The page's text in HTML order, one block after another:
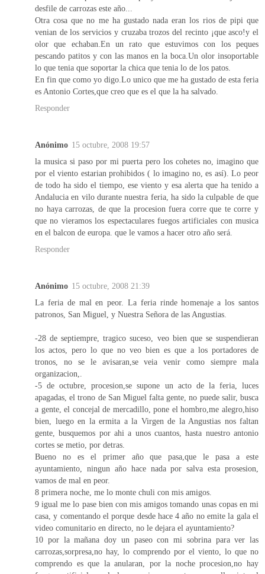
desfile de carrozas este año...
Otra cosa que no me ha gustado nada eran los rios de pipi que
venian de los servicios y cruzaba trozos del recinto ¡que asco!y el
olor que echaban.En un rato que estuvimos con los peques
pescando patitos y con las manos en la boca.Un olor insoportable
lo que tenia que soportar la chica que tenia lo de los patos.
En fin que como yo digo.Lo unico que me ha gustado de esta feria
es Antonio Cortes,que creo que es el que la ha salvado.
Responder
Anónimo 15 octubre, 2008 19:57
la musica si paso por mi puerta pero los cohetes no, imagino que
por el viento estarian prohibidos ( lo imagino no, es así). Lo peor
de todo ha sido el tiempo, ese viento y esa alerta que ha tenido a
Andalucia en vilo durante nuestra feria, ha sido la culpable de que
no haya carrozas, de que la procesion fuera corre que te corre y
que no vieramos los espectaculares fuegos artificiales con musica
en el balcon de europa. que le vamos a hacer otro año será.
Responder
Anónimo 15 octubre, 2008 21:39
La feria de mal en peor. La feria rinde homenaje a los santos
patronos, San Miguel, y Nuestra Señora de las Angustias.
-28 de septiempre, tragico suceso, veo bien que se suspendieran
los actos, pero lo que no veo bien es que a los portadores de
tronos, no se le avisaran,se veia venir como siempre mala
organizacion,.
-5 de octubre, procesion,se supone un acto de la feria, luces
apagadas, el trono de San Miguel falta gente, no puede salir, busca
a gente, el concejal de mercadillo, pone el hombro,me alegro,hiso
bien, luego en la ermita a la Virgen de la Angustias nos faltan
gente, busquemos por ahi a unos cuantos, hasta nuestro antonio
cortes se metio, por detras.
Bueno no es el primer año que pasa,que le pasa a este
ayuntamiento, ningun año hace nada por salva esta prosesion,
vamos de mal en peor.
8 primera noche, me lo monte chuli con mis amigos.
9 igual me lo pase bien con mis amigos tomando unas copas en mi
casa, y comentando el porque desde hace 4 año no emite la gala el
video comunitario en directo, no le dejara el ayuntamiento?
10 por la mañana doy un paseo con mi sobrina para ver las
carrozas,sorpresa,no hay, lo comprendo por el viento, lo que no
comprendo es que la anularan, por la noche procesion,no hay